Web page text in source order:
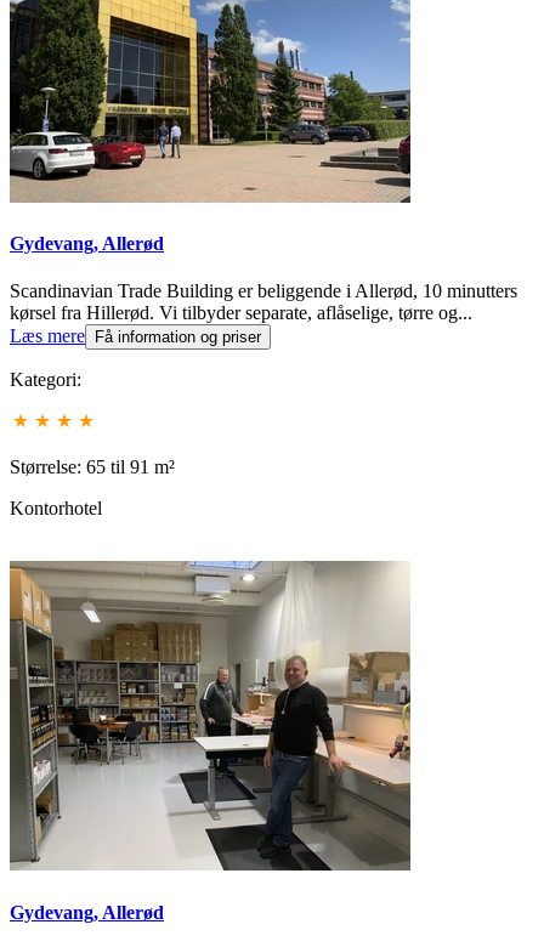
Gydevang, Allerød
Scandinavian Trade Building er beliggende i Allerød, 10 minutters
kørsel fra Hillerød. Vi tilbyder separate, aflåselige, tørre og...
Læs mere
Få information og priser
Kategori:
Størrelse: 65 til 91 m²
Kontorhotel
Gydevang, Allerød